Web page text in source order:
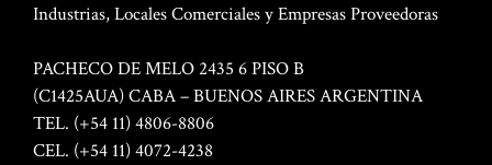
Industrias, Locales Comerciales y Empresas Proveedoras
PACHECO DE MELO 2435 6 PISO B
(C1425AUA) CABA – BUENOS AIRES ARGENTINA
TEL. (+54 11) 4806-8806
CEL. (+54 11) 4072-4238